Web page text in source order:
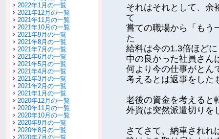
2022年1月の一覧
2021年12月の一覧
2021年11月の一覧
2021年10月の一覧
2021年9月の一覧
2021年8月の一覧
2021年7月の一覧
2021年6月の一覧
2021年5月の一覧
2021年4月の一覧
2021年3月の一覧
2021年2月の一覧
2021年1月の一覧
2020年12月の一覧
2020年11月の一覧
2020年10月の一覧
2020年9月の一覧
2020年8月の一覧
2020年7月の一覧
それはそれとして、余
て
嘗ての職場から「もう
た
給料は今の1.3倍ほど
中の良かった社員さん
何より今の仕事がとん
考えるとは返事をした
老後の資金を考えると
外資は突然派遣切りを
さてさて、納車されれ